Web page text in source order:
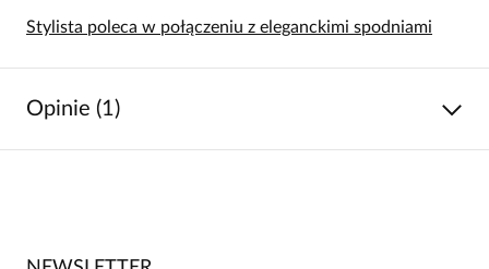
Stylista poleca w połączeniu z eleganckimi spodniami
Opinie (1)